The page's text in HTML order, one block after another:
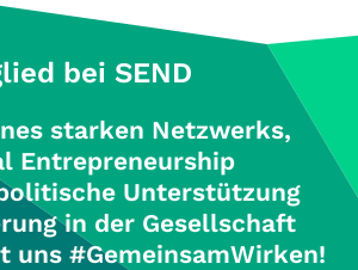
bei SEND
starken Netzwerks,
Entrepreneurship
Unterstützung
in der Gesellschaft
uns #GemeinsamWirken!